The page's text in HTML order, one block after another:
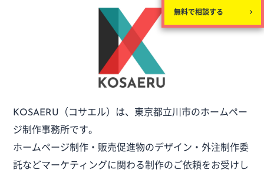
KOSAERU （コサエル）は、 東京都立川市のホームペー
ジ制作事務所です。
ホームページ制作・販売促進物のデザイン・外注制作委
託などマーケティングに関わる制作のご依頼をお受けし
無料で相談する